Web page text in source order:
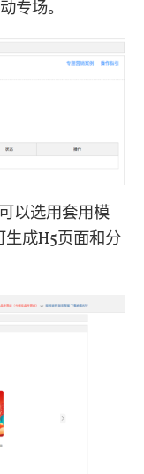
专场。
以选用套用模
成H5页面和分